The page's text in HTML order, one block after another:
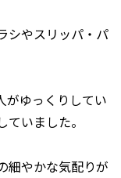
シやスリッパ・パ
がゆっくりしてい
いました。
細やかな気配りが